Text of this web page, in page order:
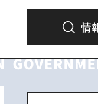
情